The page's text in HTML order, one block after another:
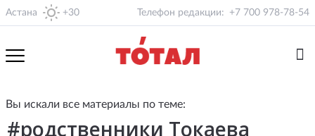
Астана +30 Телефон редакции: +7 700 978-78-54
Вы искали все материалы по теме: